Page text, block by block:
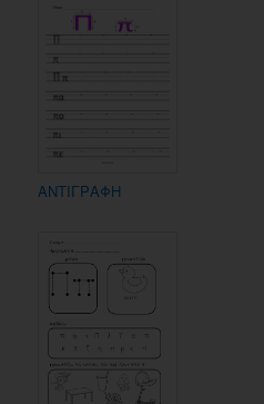
ΑΝΤΙΓΡΑΦΗ